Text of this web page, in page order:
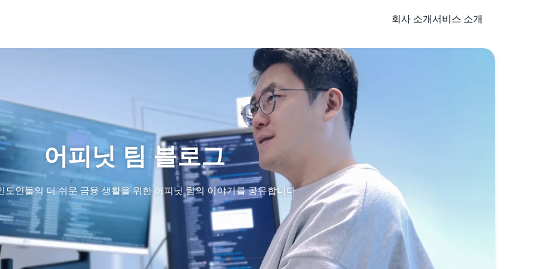
회사 소개서비스 소개
어피닛 팀 블로그
도인들의 더 쉬운 금융 생활을 위한 어피닛 팀의 이야기를 공유합니다